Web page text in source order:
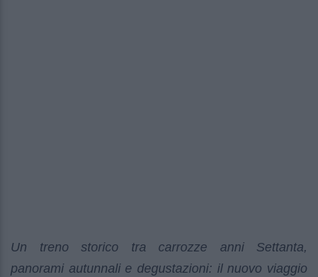
Un treno storico tra carrozze anni Settanta,
panorami autunnali e degustazioni: il nuovo viaggio